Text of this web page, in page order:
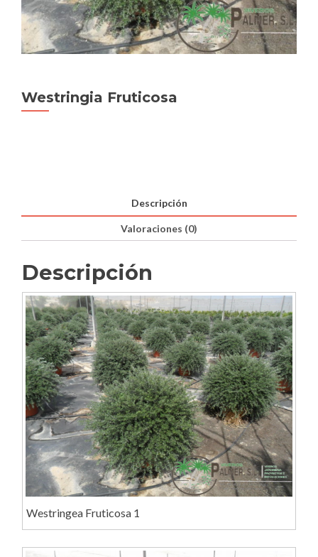
Westringia Fruticosa
Descripción
Valoraciones (0)
Descripción
Westringea Fruticosa 1